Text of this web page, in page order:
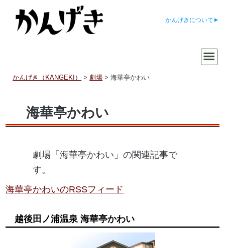
かんげきについて
かんげき（KANGEKI） >劇場 >海華亭かわい
海華亭かわい
劇場「海華亭かわい」の関連記事で
す。
海華亭かわいのRSSフィード
越後田ノ浦温泉 海華亭かわい